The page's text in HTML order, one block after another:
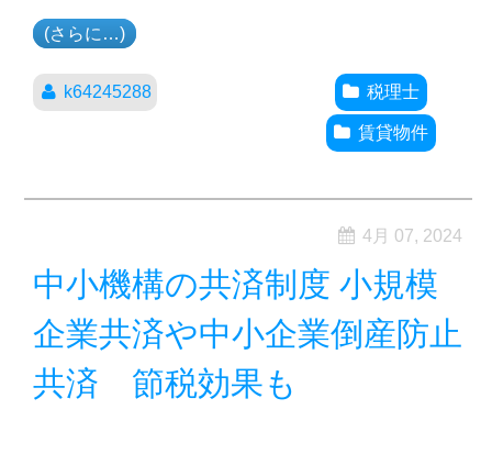
(さらに…)
k64245288 税理士
賃貸物件
4月 07, 2024
中小機構の共済制度 小規模
企業共済や中小企業倒産防止
共済 節税効果も